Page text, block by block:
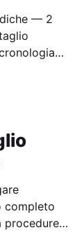
— 2
completo
procedure)